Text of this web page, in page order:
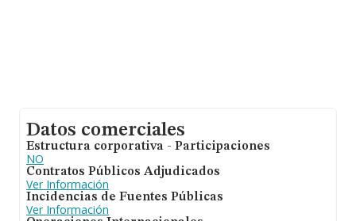
Datos comerciales
Estructura corporativa - Participaciones
NO
Contratos Públicos Adjudicados
Ver Información
Incidencias de Fuentes Públicas
Ver Información